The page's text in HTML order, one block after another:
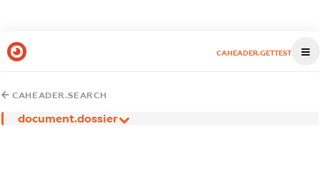
CAHEADER.GETTEST
CAHEADER.SEARCH
document.dossier